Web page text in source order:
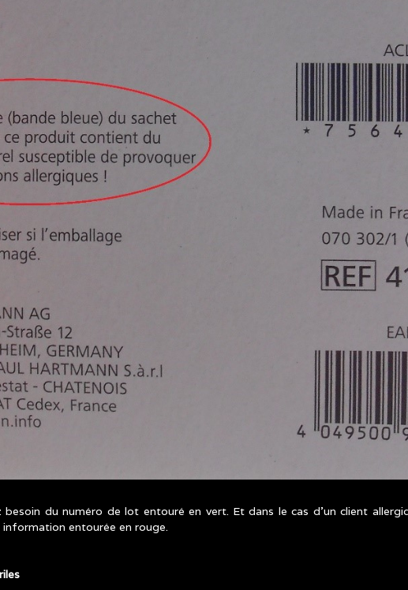
du numéro de lot entouré en vert. Et dans le cas d’un client
information entourée en rouge.